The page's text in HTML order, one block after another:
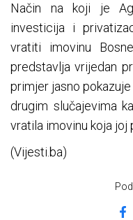
Način na koji je
investicija i
vratiti imovinu
predstavlja vrijedan
primjer jasno
drugim slučajevima
vratila imovinu koja joj
(Vijesti.ba)